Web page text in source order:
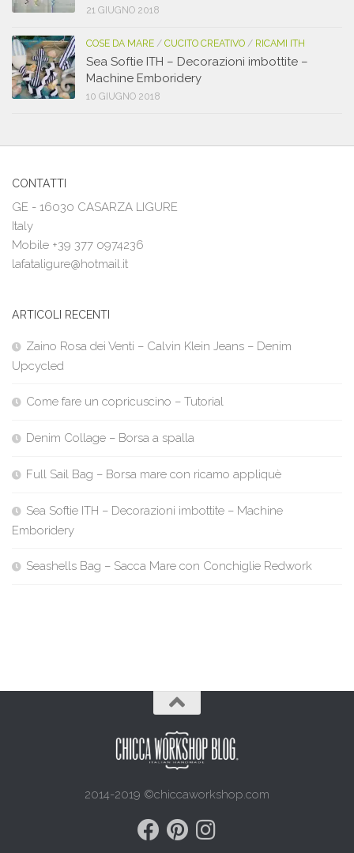
21 GIUGNO 2018
COSE DA MARE / CUCITO CREATIVO / RICAMI ITH
Sea Softie ITH – Decorazioni imbottite –
Machine Emboridery
10 GIUGNO 2018
CONTATTI
GE - 16030 CASARZA LIGURE
Italy
Mobile +39 377 0974236
lafataligure@hotmail.it
ARTICOLI RECENTI
Zaino Rosa dei Venti – Calvin Klein Jeans – Denim
Upcycled
Come fare un copricuscino – Tutorial
Denim Collage – Borsa a spalla
Full Sail Bag – Borsa mare con ricamo appliquè
Sea Softie ITH – Decorazioni imbottite – Machine
Emboridery
Seashells Bag – Sacca Mare con Conchiglie Redwork
2014-2019 ©chiccaworkshop.com